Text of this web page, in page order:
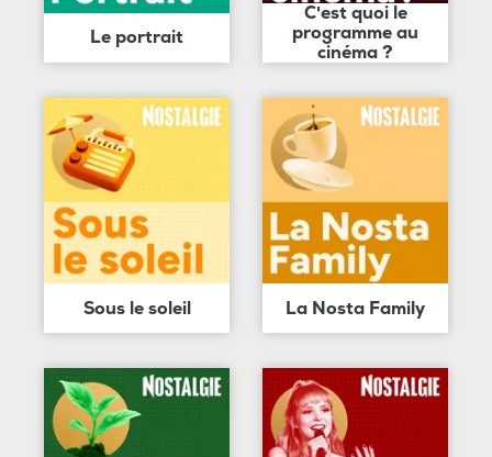
Le portrait
C'est quoi le
programme au
cinéma ?
Sous le soleil La Nosta Family